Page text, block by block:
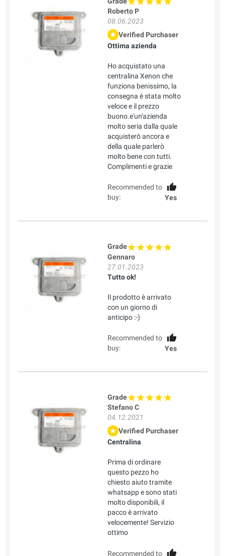
Roberto P
08.06.2023
Verified Purchaser
Ottima azienda
Ho acquistato una
centralina Xenon che
funziona benissimo, la
consegna è stata molto
veloce e il prezzo
buono.e'un'azienda
molto seria dalla quale
acquisterò ancora e
della quale parlerò
molto bene con tutti.
Complimenti e grazie
Recommended to
buy:
Yes
Grade
Gennaro
27.01.2023
Tutto ok!
Il prodotto è arrivato
con un giorno di
anticipo :-)
Recommended to
buy:
Yes
Grade
Stefano C
04.12.2021
Verified Purchaser
Centralina
Prima di ordinare
questo pezzo ho
chiesto aiuto tramite
whatsapp e sono stati
molto disponibili, il
pacco è arrivato
velocemente! Servizio
ottimo
Recommended to